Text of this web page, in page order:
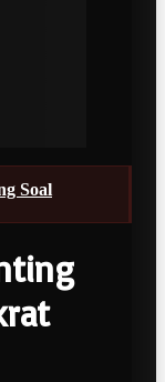
Soal